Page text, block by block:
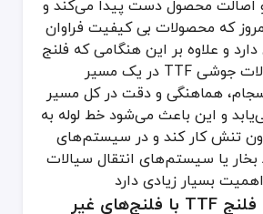
اصالت محصول دست پیدا می‌کند و
که محصولات بی کیفیت فراوان
و علاوه بر این هنگامی که فلنج
جوشی TTF با اتصالات جوشی TTF در یک مسیر
هماهنگی و دقت در کل مسیر
و این باعث می‌شود خط لوله به
تنش کار کند و در سیستم‌های
یا سیستم‌های انتقال سیالات
بسیار زیادی دارد
جدول مقایسه‌ای فلنج TTF با فلنج‌های غیر